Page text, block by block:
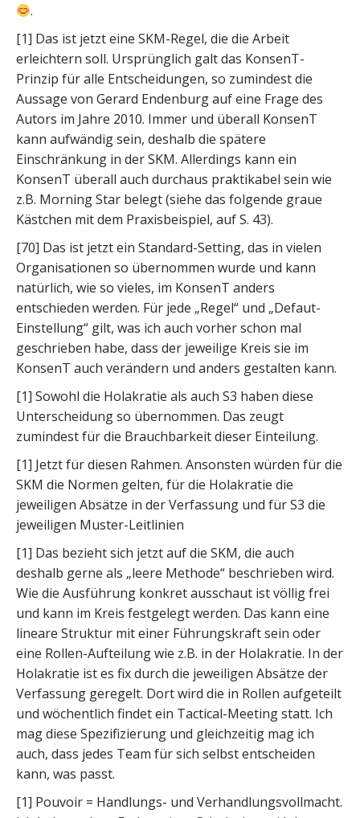
.
[1] Das ist jetzt eine SKM-Regel, die die Arbeit
erleichtern soll. Ursprünglich galt das KonsenT-
Prinzip für alle Entscheidungen, so zumindest die
Aussage von Gerard Endenburg auf eine Frage des
Autors im Jahre 2010. Immer und überall KonsenT
kann aufwändig sein, deshalb die spätere
Einschränkung in der SKM. Allerdings kann ein
KonsenT überall auch durchaus praktikabel sein wie
z.B. Morning Star belegt (siehe das folgende graue
Kästchen mit dem Praxisbeispiel, auf S. 43).
[70] Das ist jetzt ein Standard-Setting, das in vielen
Organisationen so übernommen wurde und kann
natürlich, wie so vieles, im KonsenT anders
entschieden werden. Für jede „Regel“ und „Defaut-
Einstellung“ gilt, was ich auch vorher schon mal
geschrieben habe, dass der jeweilige Kreis sie im
KonsenT auch verändern und anders gestalten kann.
[1] Sowohl die Holakratie als auch S3 haben diese
Unterscheidung so übernommen. Das zeugt
zumindest für die Brauchbarkeit dieser Einteilung.
[1] Jetzt für diesen Rahmen. Ansonsten würden für die
SKM die Normen gelten, für die Holakratie die
jeweiligen Absätze in der Verfassung und für S3 die
jeweiligen Muster-Leitlinien
[1] Das bezieht sich jetzt auf die SKM, die auch
deshalb gerne als „leere Methode“ beschrieben wird.
Wie die Ausführung konkret ausschaut ist völlig frei
und kann im Kreis festgelegt werden. Das kann eine
lineare Struktur mit einer Führungskraft sein oder
eine Rollen-Aufteilung wie z.B. in der Holakratie. In der
Holakratie ist es fix durch die jeweiligen Absätze der
Verfassung geregelt. Dort wird die in Rollen aufgeteilt
und wöchentlich findet ein Tactical-Meeting statt. Ich
mag diese Spezifizierung und gleichzeitig mag ich
auch, dass jedes Team für sich selbst entscheiden
kann, was passt.
[1] Pouvoir = Handlungs- und Verhandlungsvollmacht.